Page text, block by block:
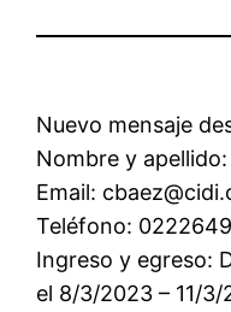
Nuevo mensaje
Nombre y
Email:
Teléfono:
Ingreso y egreso:
el 8/3/2023 – 11/3/